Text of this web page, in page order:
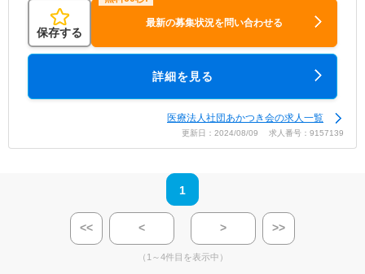
保存する
最新の募集状況を問い合わせる
詳細を見る
医療法人社団あかつき会の求人一覧
更新日：2024/08/09 求人番号：9157139
1
<< < > >>
（1～4件目を表示中）